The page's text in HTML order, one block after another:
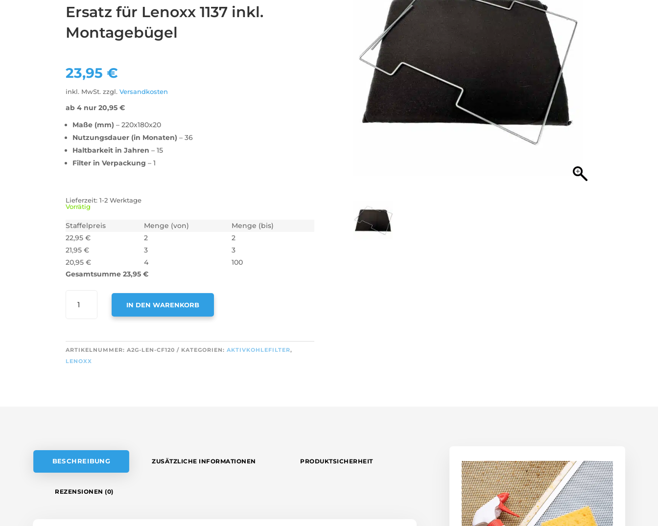
Ersatz für Lenoxx 1137 inkl.
Montagebügel
23,95€
inkl. MwSt. zzgl.Versandkosten
ab 4 nur20,95€
Maße (mm) – 220x180x20
Nutzungsdauer (in Monaten) – 36
Haltbarkeit in Jahren – 15
Filter in Verpackung – 1
Lieferzeit:1-2 Werktage
Vorrätig
Staffelpreis Menge (von)
Menge (bis)
22,95€ 2
2
21,95€ 3
3
20,95€ 4
100
Gesamtsumme 23,95€
AKTIVKOHLEFILTER
FÜR
LENOXX
1137
IN DEN WARENKORB
T
E
ARTIKELNUMMER:A2G-LEN-CF120 KATEGORIEN:AKTIVKOHLEFILTER,
LENOXX
BESCHREIBUNG ZUSÄTZLICHE INFORMATIONEN PRODUKTSICHERHEIT
REZENSIONEN (0)